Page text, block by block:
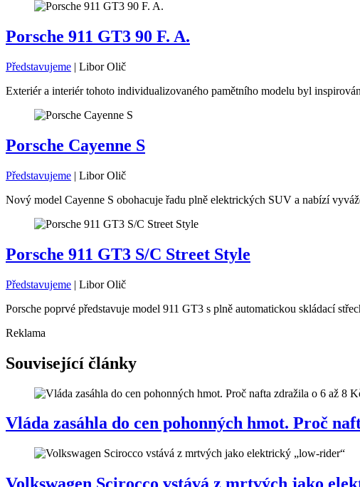
Porsche 911 GT3 90 F. A.
Představujeme | Libor Olič
Exteriér a interiér tohoto individualizovaného pamětního modelu byl
Porsche Cayenne S
Představujeme | Libor Olič
Nový model Cayenne S obohacuje řadu plně elektrických SUV a nabízí
Porsche 911 GT3 S/C Street Style
Představujeme | Libor Olič
Porsche poprvé představuje model 911 GT3 s plně automatickou skládací
Reklama
Související články
Vláda zasáhla do cen pohonných hmot. Proč